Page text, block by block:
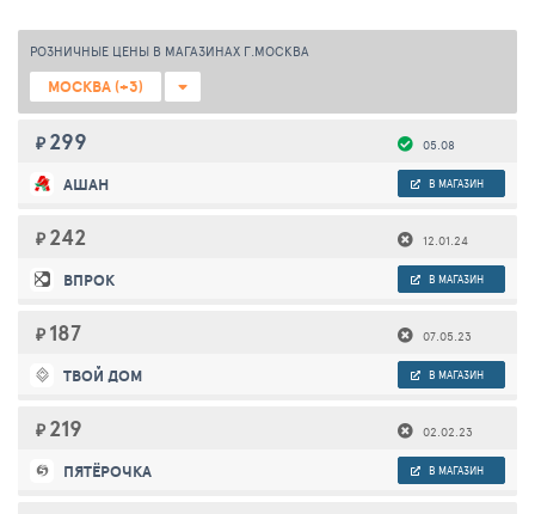
РОЗНИЧНЫЕ ЦЕНЫ В МАГАЗИНАХ Г.МОСКВА
МОСКВА (+3)
₽ 299 05.08
АШАН В МАГАЗИН
₽ 242 12.01.24
ВПРОК В МАГАЗИН
₽ 187 07.05.23
ТВОЙ ДОМ В МАГАЗИН
₽ 219 02.02.23
ПЯТЁРОЧКА В МАГАЗИН